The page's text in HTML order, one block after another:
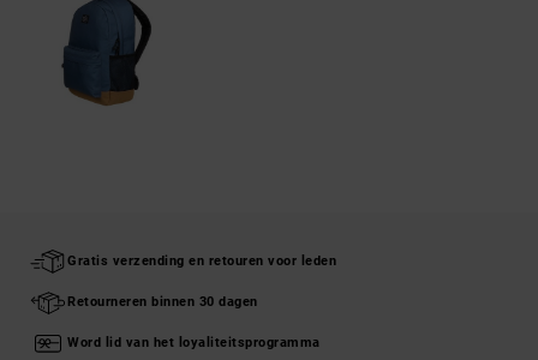
Gratis verzending en retouren voor leden
Retourneren binnen 30 dagen
Word lid van het loyaliteitsprogramma